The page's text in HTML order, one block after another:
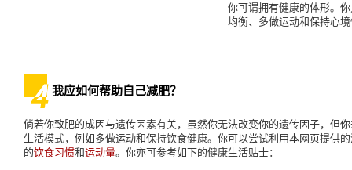
你可谓拥有健康的体形。
均衡、多做运动和保持心
我应如何帮助自己减肥？
倘若你致肥的成因与遗传因素有关，虽然你无法改变你的遗传因子，但
生活模式，例如多做运动和保持饮食健康。你可以尝试利用本网页提供
的饮食习惯和运动量。你亦可参考如下的健康生活贴士：